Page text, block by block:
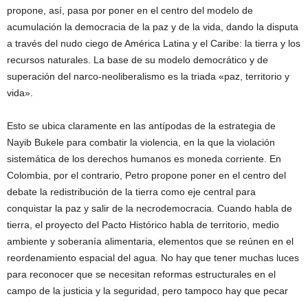
propone, así, pasa por poner en el centro del modelo de
acumulación la democracia de la paz y de la vida, dando la disputa
a través del nudo ciego de América Latina y el Caribe: la tierra y los
recursos naturales. La base de su modelo democrático y de
superación del narco-neoliberalismo es la triada «paz, territorio y
vida».
Esto se ubica claramente en las antípodas de la estrategia de
Nayib Bukele para combatir la violencia, en la que la violación
sistemática de los derechos humanos es moneda corriente. En
Colombia, por el contrario, Petro propone poner en el centro del
debate la redistribución de la tierra como eje central para
conquistar la paz y salir de la necrodemocracia. Cuando habla de
tierra, el proyecto del Pacto Histórico habla de territorio, medio
ambiente y soberanía alimentaria, elementos que se reúnen en el
reordenamiento espacial del agua. No hay que tener muchas luces
para reconocer que se necesitan reformas estructurales en el
campo de la justicia y la seguridad, pero tampoco hay que pecar